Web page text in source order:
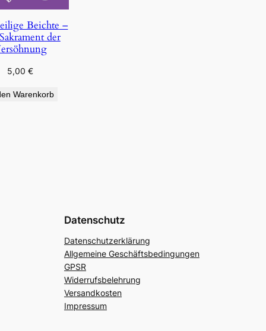
Beichte –
der
5,00€
Warenkorb
Datenschutz
Datenschutzerklärung
Allgemeine Geschäftsbedingungen
GPSR
Widerrufsbelehrung
Versandkosten
Impressum